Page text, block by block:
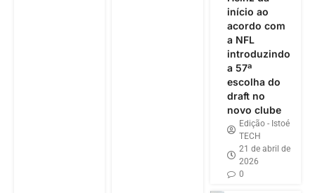
início ao
acordo com
a NFL
introduzindo
a 57ª
escolha do
draft no
novo clube
Edição - Istoé
TECH
21 de abril de
2026
0